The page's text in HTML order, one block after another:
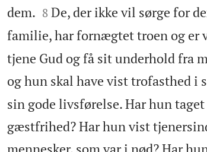
dem.
8 De, der ikke vil sørge for
familie, har fornægtet troen og er
tjene Gud og få sit underhold fra
og hun skal have vist trofasthed i
sin gode livsførelse. Har hun
gæstfrihed? Har hun vist
mennesker, som var i nød? Har